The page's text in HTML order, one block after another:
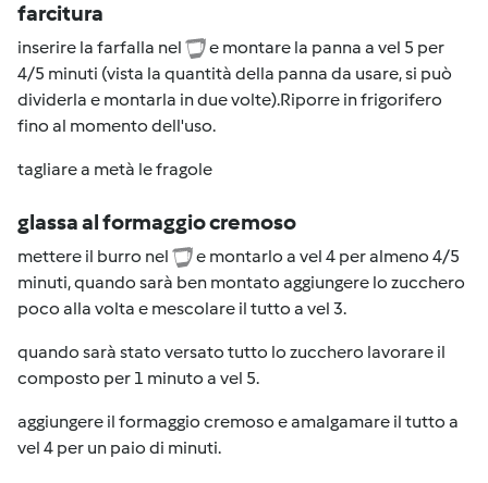
farcitura
inserire la farfalla nel
e montare la panna a vel 5 per
4/5 minuti (vista la quantità della panna da usare, si può
dividerla e montarla in due volte).Riporre in frigorifero
fino al momento dell'uso.
tagliare a metà le fragole
glassa al formaggio cremoso
mettere il burro nel
e montarlo a vel 4 per almeno 4/5
minuti, quando sarà ben montato aggiungere lo zucchero
poco alla volta e mescolare il tutto a vel 3.
quando sarà stato versato tutto lo zucchero lavorare il
composto per 1 minuto a vel 5.
aggiungere il formaggio cremoso e amalgamare il tutto a
vel 4 per un paio di minuti.